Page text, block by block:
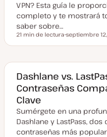
z
a
d
VPN? Esta guía le
completo y te mostrará
saber sobre…
Tiempo de lectura
21 min de lectura
e
h
a
c
t
u
i
a
d
septiembre
Dashlane vs.
Contraseñas
Clave
Sumérgete en una
Dashlane y LastPass,
contraseñas más